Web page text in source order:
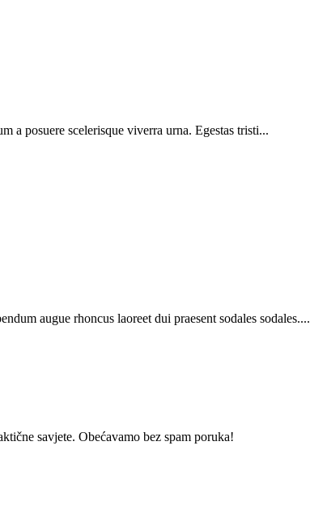
a posuere scelerisque viverra urna. Egestas tristi...
augue rhoncus laoreet dui praesent sodales sodales....
savjete. Obećavamo bez spam poruka!